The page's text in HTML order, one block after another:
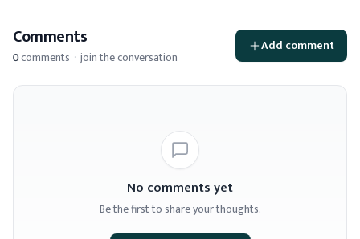
Comments
0comments · join the conversation
Add comment
No comments yet
Be the first to share your thoughts.